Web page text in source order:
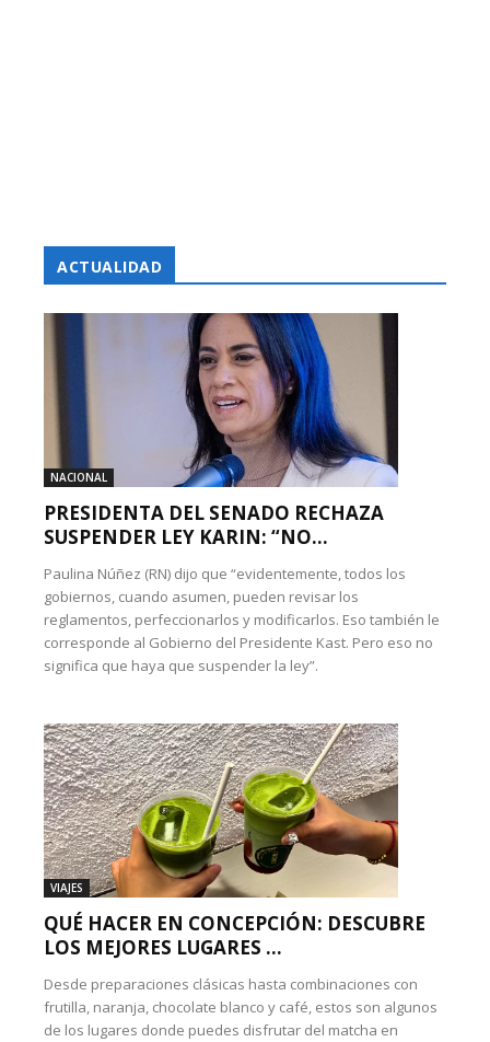
ACTUALIDAD
NACIONAL
PRESIDENTA DEL SENADO RECHAZA
SUSPENDER LEY KARIN: “NO...
Paulina Núñez (RN) dijo que “evidentemente, todos los
gobiernos, cuando asumen, pueden revisar los
reglamentos, perfeccionarlos y modificarlos. Eso también le
corresponde al Gobierno del Presidente Kast. Pero eso no
significa que haya que suspender la ley”.
VIAJES
QUÉ HACER EN CONCEPCIÓN: DESCUBRE
LOS MEJORES LUGARES ...
Desde preparaciones clásicas hasta combinaciones con
frutilla, naranja, chocolate blanco y café, estos son algunos
de los lugares donde puedes disfrutar del matcha en